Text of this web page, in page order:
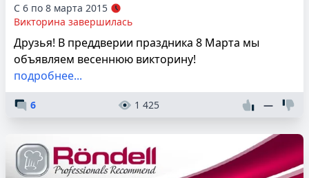
С 6 по 8 марта 2015
Викторина завершилась
Друзья! В преддверии праздника 8 Марта мы
объявляем весеннюю викторину!
подробнее...
6 1 425 —